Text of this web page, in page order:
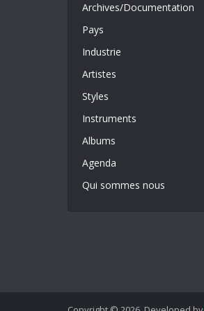
Archives/Documentation
Pays
Industrie
Artistes
Styles
Instruments
Albums
Agenda
Qui sommes nous